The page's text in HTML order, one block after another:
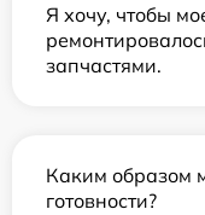
Я хочу, чтобы
запчастями.
Каким образом
готовности?